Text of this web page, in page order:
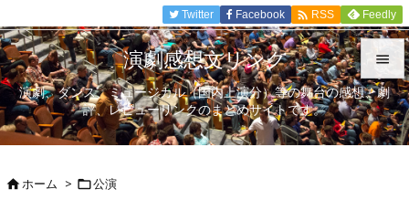


メニュ

Twitter Facebook  RSS Feedly
演劇感想文リンク
演劇、ダンス、ミュージカル（国内上演分）等の舞台の感想、劇
評、レビューリンクのまとめサイトです。
ホーム > 公演